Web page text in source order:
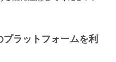
ラットフォームを利